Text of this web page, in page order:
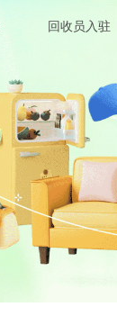
回收员入驻